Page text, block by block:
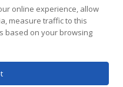
作権所有
English
German
online experience, allow
measure traffic to this
based on your browsing